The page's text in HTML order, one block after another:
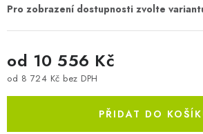
od 10 556 Kč
od 8 724 Kč bez DPH
PŘIDAT DO